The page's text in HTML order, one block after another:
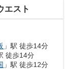
エスト
」駅 徒歩14分
徒歩14分
」駅 徒歩12分